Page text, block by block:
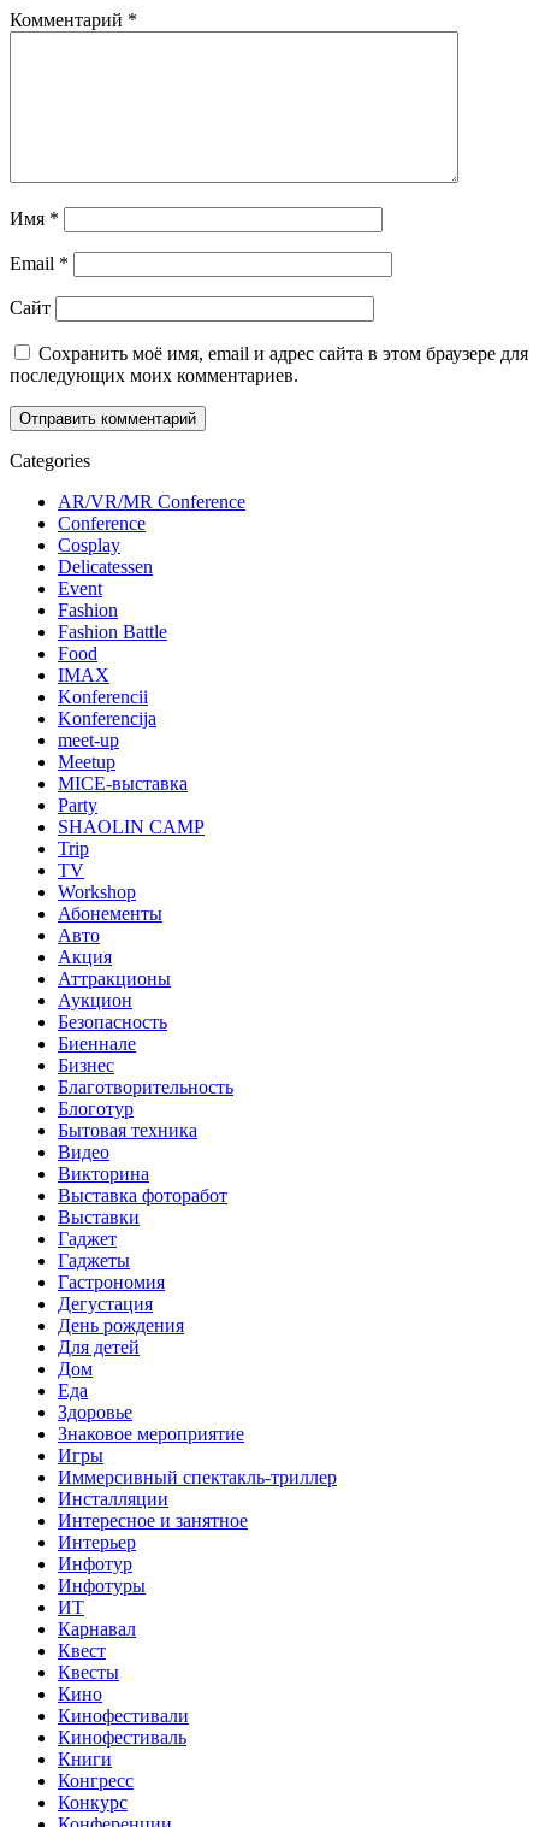
Комментарий *
Имя *
Email *
Сайт
Сохранить моё имя, email и адрес сайта в этом браузере для
последующих моих комментариев.
Categories
AR/VR/MR Conference
Conference
Cosplay
Delicatessen
Event
Fashion
Fashion Battle
Food
IMAX
Konferencii
Konferencija
meet-up
Meetup
MICE-выставка
Party
SHAOLIN CAMP
Trip
TV
Workshop
Абонементы
Авто
Акция
Аттракционы
Аукцион
Безопасность
Биеннале
Бизнес
Благотворительность
Блоготур
Бытовая техника
Видео
Викторина
Выставка фоторабот
Выставки
Гаджет
Гаджеты
Гастрономия
Дегустация
День рождения
Для детей
Дом
Еда
Здоровье
Знаковое мероприятие
Игры
Иммерсивный спектакль-триллер
Инсталляции
Интересное и занятное
Интерьер
Инфотур
Инфотуры
ИТ
Карнавал
Квест
Квесты
Кино
Кинофестивали
Кинофестиваль
Книги
Конгресс
Конкурс